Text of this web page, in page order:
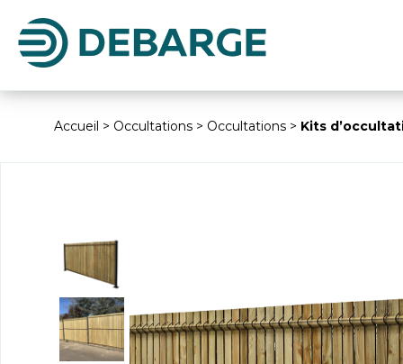
Accueil > Occultations > Occultations > Kits